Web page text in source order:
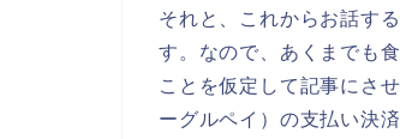
それと、これからお話す
す。なので、あくまでも
ことを仮定して記事にさ
ーグルペイ）の支払い決